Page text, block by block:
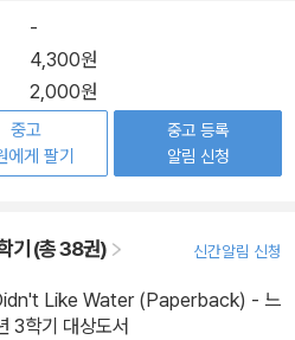
-
4,300원
2,000원
중고
에게 팔기
중고 등록
알림 신청
기 (총 38권) 신간알림 신청
Like Water (Paperback) - 느
3학기 대상도서